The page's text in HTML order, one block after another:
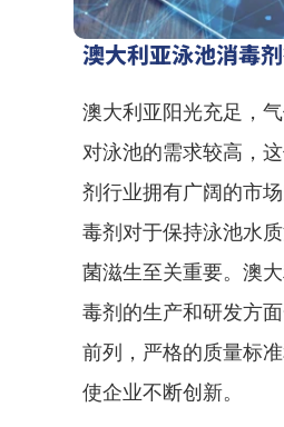
澳大利亚泳池消毒
澳大利亚阳光充足，
对泳池的需求较高，
剂行业拥有广阔的市
毒剂对于保持泳池水
菌滋生至关重要。澳
毒剂的生产和研发方
前列，严格的质量标
使企业不断创新。